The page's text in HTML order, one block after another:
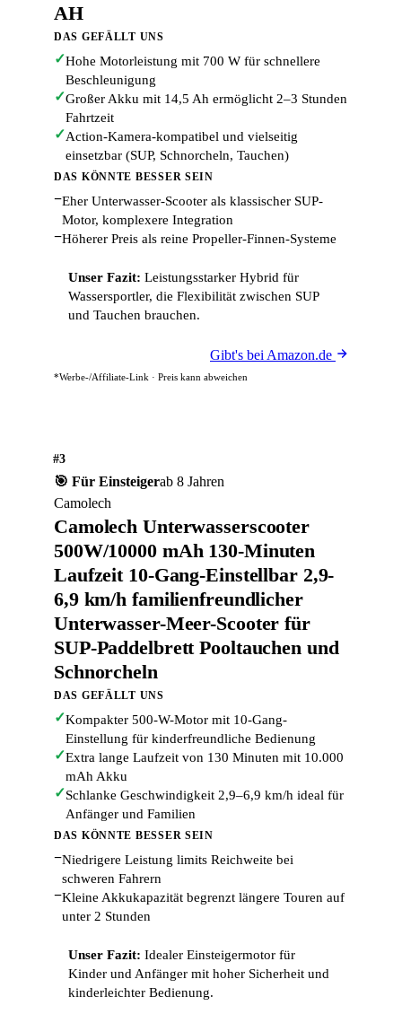
AH
DAS GEFÄLLT UNS
✓Hohe Motorleistung mit 700 W für schnellere
Beschleunigung
✓Großer Akku mit 14,5 Ah ermöglicht 2–3 Stunden
Fahrtzeit
✓Action-Kamera-kompatibel und vielseitig
einsetzbar (SUP, Schnorcheln, Tauchen)
DAS KÖNNTE BESSER SEIN
−Eher Unterwasser-Scooter als klassischer SUP-
Motor, komplexere Integration
−Höherer Preis als reine Propeller-Finnen-Systeme
Unser Fazit: Leistungsstarker Hybrid für
Wassersportler, die Flexibilität zwischen SUP
und Tauchen brauchen.
Gibt's bei Amazon.de
*Werbe-/Affiliate-Link · Preis kann abweichen
#3
🎯 Für Einsteigerab 8 Jahren
Camolech
Camolech Unterwasserscooter
500W/10000 mAh 130-Minuten
Laufzeit 10-Gang-Einstellbar 2,9-
6,9 km/h familienfreundlicher
Unterwasser-Meer-Scooter für
SUP-Paddelbrett Pooltauchen und
Schnorcheln
DAS GEFÄLLT UNS
✓Kompakter 500-W-Motor mit 10-Gang-
Einstellung für kinderfreundliche Bedienung
✓Extra lange Laufzeit von 130 Minuten mit 10.000
mAh Akku
✓Schlanke Geschwindigkeit 2,9–6,9 km/h ideal für
Anfänger und Familien
DAS KÖNNTE BESSER SEIN
−Niedrigere Leistung limits Reichweite bei
schweren Fahrern
−Kleine Akkukapazität begrenzt längere Touren auf
unter 2 Stunden
Unser Fazit: Idealer Einsteigermotor für
Kinder und Anfänger mit hoher Sicherheit und
kinderleichter Bedienung.